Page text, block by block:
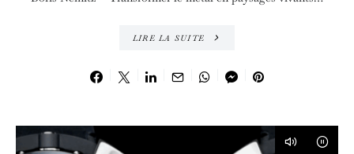
LIRE LA SUITE